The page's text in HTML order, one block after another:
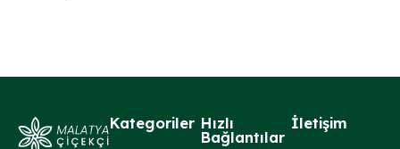
Kategoriler Hızlı
Bağlantılar
İletişim